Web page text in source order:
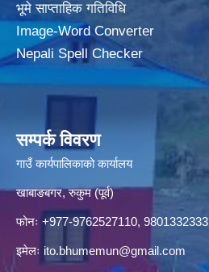
भूमे साप्ताहिक गतिविधि
Image-Word Converter
Nepali Spell Checker
सम्पर्क विवरण
गाउँ कार्यपालिकाको कार्यालय
खाबाङबगर, रुकुम (पूर्व)
फोनः +977-9762527110, 9801332333
इमेलः ito.bhumemun@gmail.com